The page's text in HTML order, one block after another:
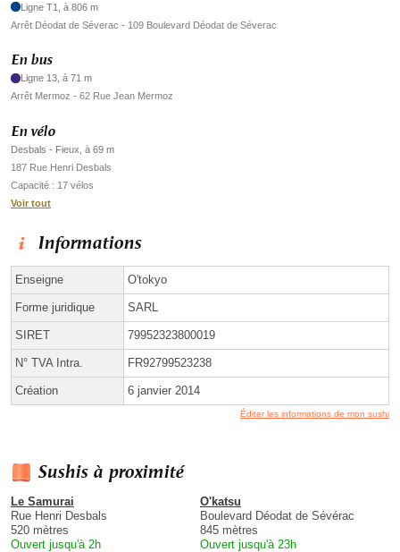
Ligne T1, à 806 m
Arrêt Déodat de Séverac - 109 Boulevard Déodat de Séverac
En bus
Ligne 13, à 71 m
Arrêt Mermoz - 62 Rue Jean Mermoz
En vélo
Desbals - Fieux, à 69 m
187 Rue Henri Desbals
Capacité : 17 vélos
Voir tout
Informations
Enseigne O'tokyo
Forme juridique SARL
SIRET 79952323800019
N° TVA Intra. FR92799523238
Création 6 janvier 2014
Éditer les informations de mon sushi
Sushis à proximité
Le Samurai
Rue Henri Desbals
520 mètres
Ouvert jusqu'à 2h
O'katsu
Boulevard Déodat de Sévérac
845 mètres
Ouvert jusqu'à 23h